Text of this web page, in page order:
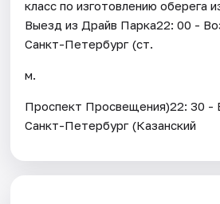
класс по изготовлению оберега
Выезд из Драйв Парка22: 00 -
Санкт-Петербург (ст.
м.
Проспект Просвещения)22: 30 -
Санкт-Петербург (Казанский